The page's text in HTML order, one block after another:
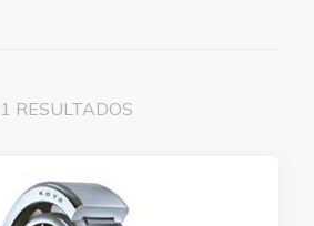
RESULTADOS